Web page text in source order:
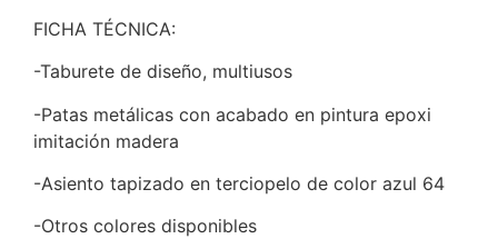
FICHA TÉCNICA:
-Taburete de diseño, multiusos
-Patas metálicas con acabado en pintura epoxi
imitación madera
-Asiento tapizado en terciopelo de color azul 64
-Otros colores disponibles